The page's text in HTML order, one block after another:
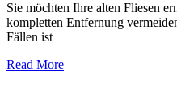
Sie möchten Ihre alten Fliesen
kompletten Entfernung
Fällen ist
Read More